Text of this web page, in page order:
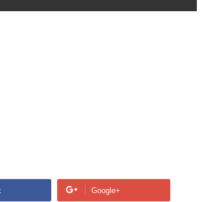
Google+